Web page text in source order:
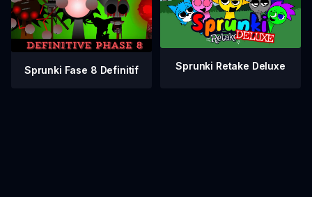
Sprunki Fase 8 Definitif Sprunki Retake Deluxe